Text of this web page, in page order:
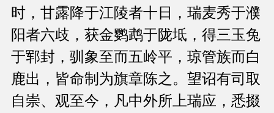
时，甘露降于江陵者十日，瑞麦秀于濮
阳者六歧，获金鹦鹉于陇坻，得三玉兔
于郓封，驯象至而五岭平，琼管族而白
鹿出，皆命制为旗章陈之。望诏有司取
自崇、观至今，凡中外所上瑞应，悉掇